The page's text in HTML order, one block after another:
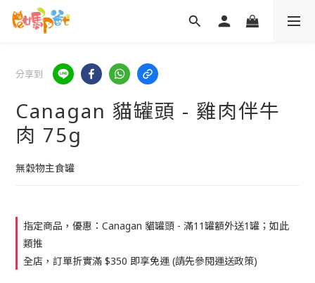
分享到
Canagan 貓罐頭 - 雞肉伴牛
肉 75g
無穀物主食罐
指定商品，優惠：Canagan 貓罐頭 - 滿11罐額外送1罐；如此
類推
全店，訂單折實滿 $350 即享免運 (請先參閱運送政策)